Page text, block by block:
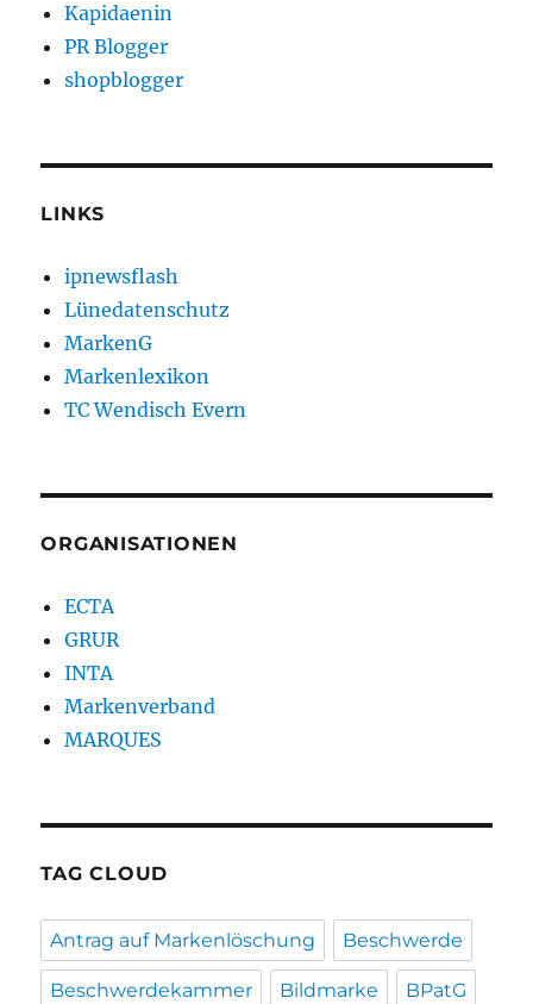
Kapidaenin
PR Blogger
shopblogger
LINKS
ipnewsflash
Lünedatenschutz
MarkenG
Markenlexikon
TC Wendisch Evern
ORGANISATIONEN
ECTA
GRUR
INTA
Markenverband
MARQUES
TAG CLOUD
Antrag auf Markenlöschung Beschwerde
Beschwerdekammer Bildmarke BPatG